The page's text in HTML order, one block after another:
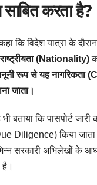
साबित करता है?
कि विदेश यात्रा के
राष्ट्रीयता (Nationality)
रूप से यह नागरिकता
जाता।
भी बताया कि पासपोर्ट
Diligence) किया
सरकारी अभिलेखों के
है।